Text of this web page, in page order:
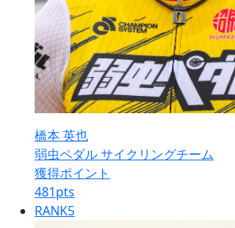
橋本 英也
弱虫ペダル サイクリングチーム
獲得ポイント
481pts
RANK5